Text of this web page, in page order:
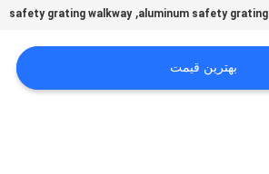
aluminum safety grating
,
safety grating walkway
بهترین قیمت